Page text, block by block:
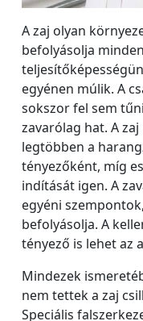
A zaj olyan
befolyásolja
egyénen múlik. A
sokszor fel sem
zavarólag hat. A
legtöbben a
tényezőként, míg
indítását igen. A
egyéni
befolyásolja. A
tényező is lehet az
Mindezek
nem tettek a zaj
Speciális